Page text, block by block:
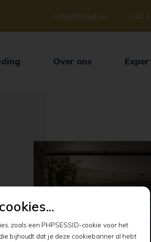
info@finaid.be +32
Over ons
zoals een PHPSESSID-cookie voor het
bijhoudt dat je deze cookiebanner al hebt